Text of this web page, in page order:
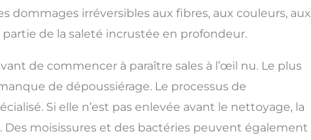
dommages irréversibles aux fibres, aux couleurs, aux
de la saleté incrustée en profondeur.
de commencer à paraître sales à l’œil nu. Le plus
de dépoussiérage. Le processus de
Si elle n’est pas enlevée avant le nettoyage, la
moisissures et des bactéries peuvent également